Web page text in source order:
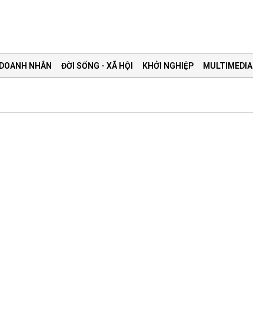
DOANH NHÂN ĐỜI SỐNG - XÃ HỘI KHỞI NGHIỆP MULTIMEDIA